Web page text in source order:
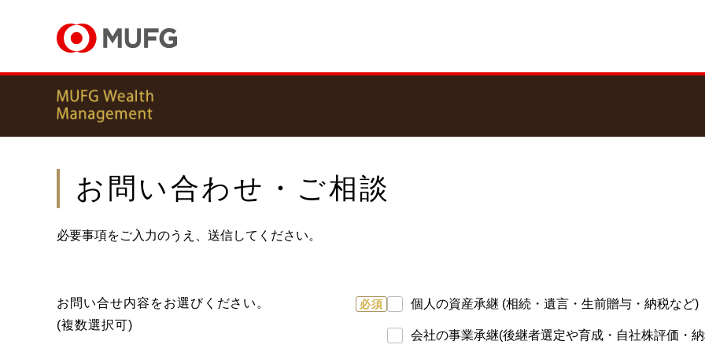
お問い合わせ・ご相談
必要事項をご入力のうえ、送信してください。
お問い合せ内容をお選びください。
(複数選択可)
必須 個人の資産承継 (相続・遺言・生前贈与・納税など)
会社の事業承継(後継者選定や育成・自社株評価・